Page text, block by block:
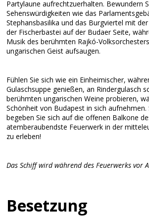
Partylaune aufrechtzuerhalten. Bewundern
Sehenswürdigkeiten wie das
Stephansbasilika und das Burgviertel mit
der Fischerbastei auf der Budaer Seite,
Musik des berühmten Rajkó-
ungarischen Geist aufsaugen.
Fühlen Sie sich wie ein Einheimischer,
Gulaschsuppe genießen, an Rindergulasch
berühmten ungarischen Weine probieren,
Schönheit von Budapest in sich aufnehmen.
begeben Sie sich auf die offenen Balkone
atemberaubendste Feuerwerk in der
zu erleben!
Das Schiff wird während des Feuerwerks vor
Besetzung